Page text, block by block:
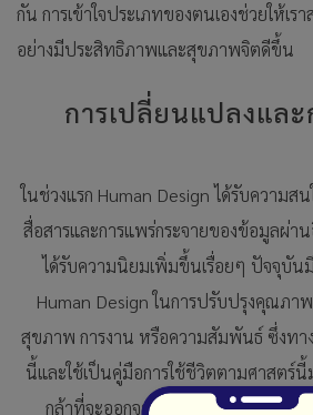
กัน การเข้าใจประเภทของตนเองช่วยให้เร
อย่างมีประสิทธิภาพและสุขภาพจิตดีขึ้น
การเปลี่ยนแปลงและ
ในช่วงแรก Human Design ได้รับความส
สื่อสารและการแพร่กระจายของข้อมูลผ่า
ได้รับความนิยมเพิ่มขึ้นเรื่อยๆ ปัจจุบั
Human Design ในการปรับปรุงคุณภา
สุขภาพ การงาน หรือความสัมพันธ์ ซึ่งทาง
นี้และใช้เป็นคู่มือการใช้ชีวิตตามศาสตร์นี้
กล้าที่จะออกจากเซฟโซนและเข้าใจค